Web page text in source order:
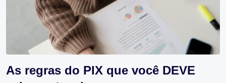
As regras do PIX que você DEVE